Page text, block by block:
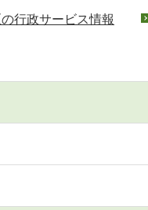
行政サービス情報